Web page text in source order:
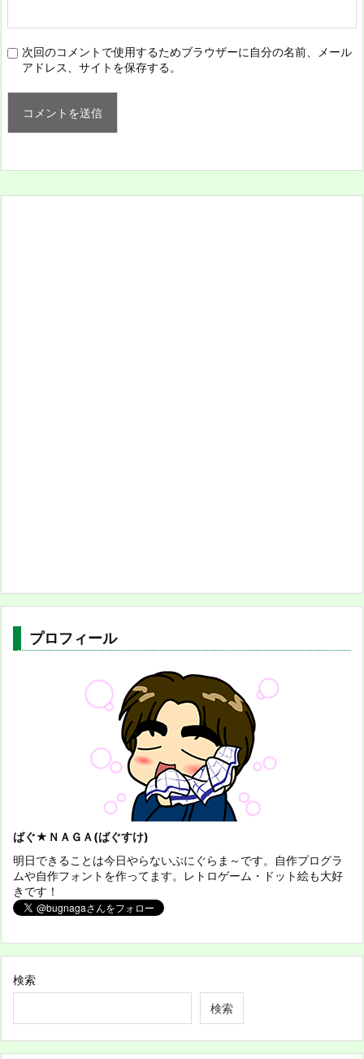
次回のコメントで使用するためブラウザーに自分の名前、メール
アドレス、サイトを保存する。
プロフィール
ばぐ★ＮＡＧＡ(ばぐすけ)
明日できることは今日やらないぷにぐらま～です。自作プログラ
ムや自作フォントを作ってます。レトロゲーム・ドット絵も大好
きです！
検索
検索